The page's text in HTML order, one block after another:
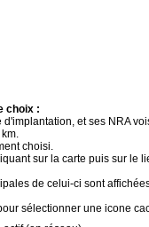
choix :
et ses NRA
choisi.
sur la carte puis sur le
de celui-ci sont
sélectionner une icone